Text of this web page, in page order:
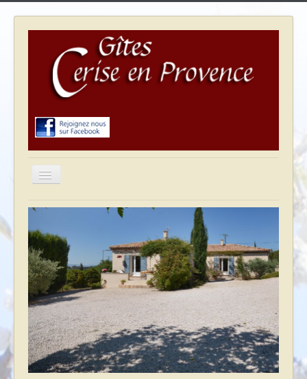
Basculer
Accueil
Gîte cerise
Gîte raisin
Gîte Olive
Tourisme & Loisirs
Contact - Accès
Conditions générales
Admin